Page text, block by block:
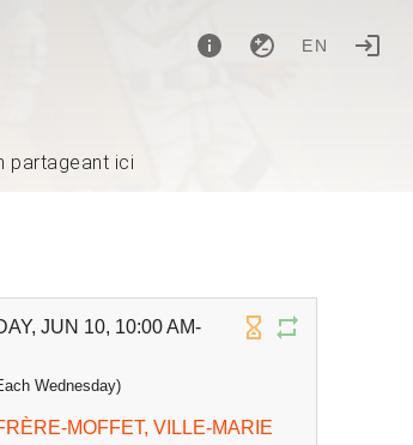
EN
partageant ici
JUN 10, 10:00 AM-
Wednesday)
MOFFET, VILLE-MARIE